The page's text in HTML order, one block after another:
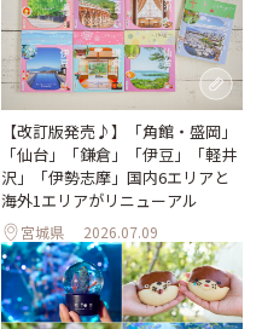
【改訂版発売♪】「角館・盛岡」
「仙台」「鎌倉」「伊豆」「軽井
沢」「伊勢志摩」国内6エリアと
海外1エリアがリニューアル
宮城県 2026.07.09